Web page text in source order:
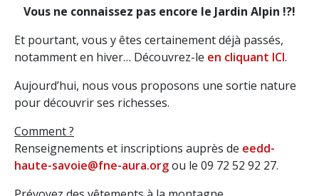
Vous ne connaissez pas encore le Jardin Alpin !?!
Et pourtant, vous y êtes certainement déjà passés,
notamment en hiver… Découvrez-le en cliquant ICI.
Aujourd’hui, nous vous proposons une sortie nature
pour découvrir ses richesses.
Comment ?
Renseignements et inscriptions auprès de eedd-
haute-savoie@fne-aura.orgou le 09 72 52 92 27.